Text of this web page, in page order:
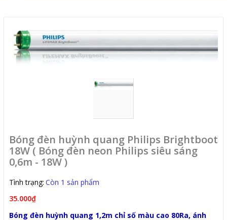
Bóng đèn huỳnh quang Philips Brightboot
18W ( Bóng đèn neon Philips siêu sáng
0,6m - 18W )
Tình trạng: Còn 1 sản phẩm
35.000₫
Bóng đèn huỳnh quang 1,2m chỉ số màu cao 80Ra, ánh